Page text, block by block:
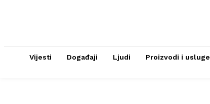
Vijesti Događaji Ljudi Proizvodi i usluge